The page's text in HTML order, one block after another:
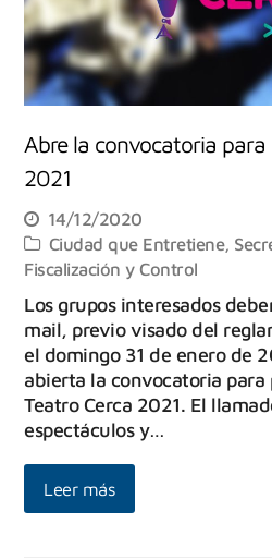
Abre la convocatoria para
2021
14/12/2020
Ciudad que Entretiene,
Fiscalización y Control
Los grupos interesados
mail, previo visado del
el domingo 31 de enero de
abierta la convocatoria para
Teatro Cerca 2021. El
espectáculos y…
Leer más